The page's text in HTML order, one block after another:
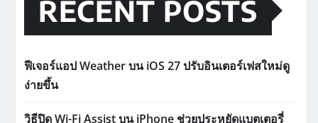
RECENT POSTS
ฟีเจอร์แอป Weather บน iOS 27 ปรับอินเตอร์เฟสใหม่ดู
ง่ายขึ้น
วิธีปิด Wi-Fi Assist บน iPhone ช่วยประหยัดแบตเตอรี่